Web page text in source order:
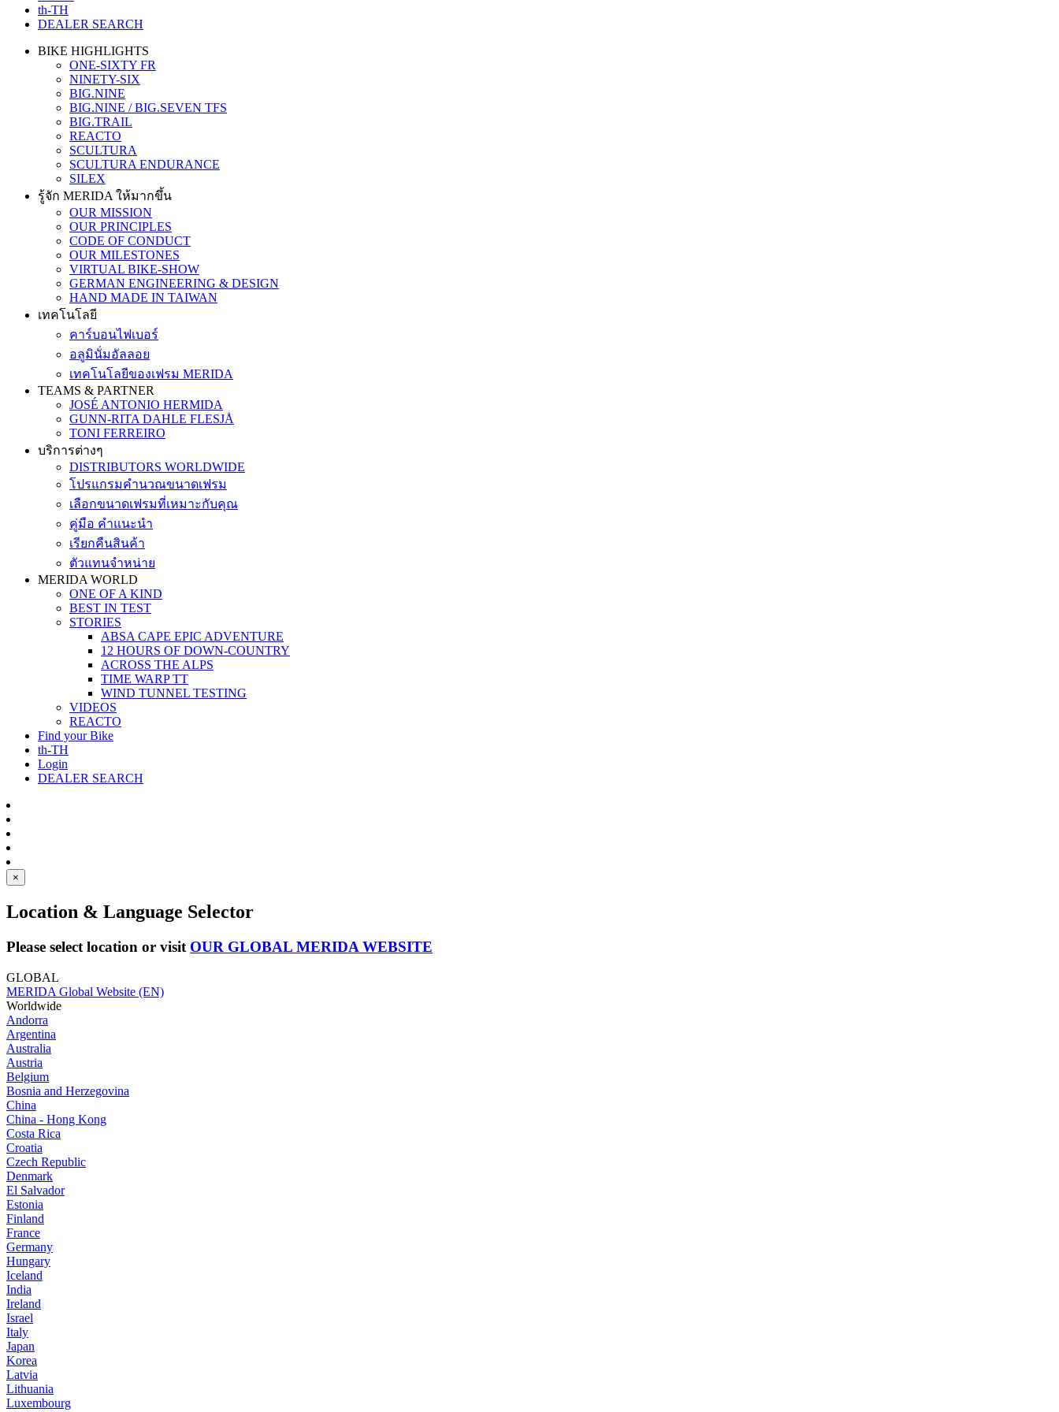
th-TH
DEALER SEARCH
BIKE HIGHLIGHTS
ONE-SIXTY FR
NINETY-SIX
BIG.NINE
BIG.NINE / BIG.SEVEN TFS
BIG.TRAIL
REACTO
SCULTURA
SCULTURA ENDURANCE
SILEX
รู้จัก MERIDA ให้มากขึ้น
OUR MISSION
OUR PRINCIPLES
CODE OF CONDUCT
OUR MILESTONES
VIRTUAL BIKE-SHOW
GERMAN ENGINEERING & DESIGN
HAND MADE IN TAIWAN
เทคโนโลยี
คาร์บอนไฟเบอร์
อลูมินั่มอัลลอย
เทคโนโลยีของเฟรม MERIDA
TEAMS & PARTNER
JOSÉ ANTONIO HERMIDA
GUNN-RITA DAHLE FLESJÅ
TONI FERREIRO
บริการต่างๆ
DISTRIBUTORS WORLDWIDE
โปรแกรมคำนวณขนาดเฟรม
เลือกขนาดเฟรมที่เหมาะกับคุณ
คู่มือ คำแนะนำ
เรียกคืนสินค้า
ตัวแทนจำหน่าย
MERIDA WORLD
ONE OF A KIND
BEST IN TEST
STORIES
ABSA CAPE EPIC ADVENTURE
12 HOURS OF DOWN-COUNTRY
ACROSS THE ALPS
TIME WARP TT
WIND TUNNEL TESTING
VIDEOS
REACTO
Find your Bike
th-TH
Login
DEALER SEARCH
×
Location & Language Selector
Please select location or visit OUR GLOBAL MERIDA WEBSITE
GLOBAL
MERIDA Global Website (EN)
Worldwide
Andorra
Argentina
Australia
Austria
Belgium
Bosnia and Herzegovina
China
China - Hong Kong
Costa Rica
Croatia
Czech Republic
Denmark
El Salvador
Estonia
Finland
France
Germany
Hungary
Iceland
India
Ireland
Israel
Italy
Japan
Korea
Latvia
Lithuania
Luxembourg